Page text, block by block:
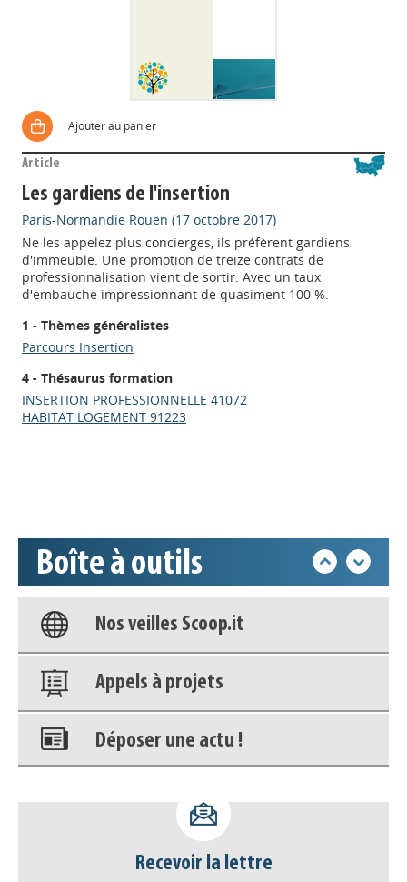
Ajouter au panier
Article
Les gardiens de l'insertion
Paris-Normandie Rouen (17 octobre 2017)
Ne les appelez plus concierges, ils préfèrent gardiens
d'immeuble. Une promotion de treize contrats de
professionnalisation vient de sortir. Avec un taux
d'embauche impressionnant de quasiment 100 %.
1 - Thèmes généralistes
Parcours Insertion
4 - Thésaurus formation
INSERTION PROFESSIONNELLE 41072
HABITAT LOGEMENT 91223
Boîte à outils
Appels à projets
Base documentaire
Nos veilles Scoop.it
Appels à projets
Déposer une actu !
déconnecter)
Base documentaire
Recevoir la lettre